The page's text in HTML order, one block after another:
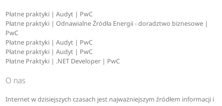
Płatne praktyki | Audyt | PwC
Płatne praktyki | Odnawialne Źródła Energii - doradztwo biznesowe |
PwC
Płatne praktyki | Audyt | PwC
Płatne praktyki | Audyt | PwC
Płatne Praktyki | .NET Developer | PwC
O nas
Internet w dzisiejszych czasach jest najważniejszym źródłem informacji i